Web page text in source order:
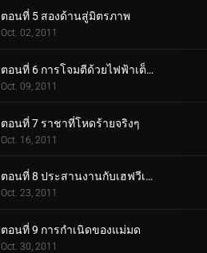
ตอนที่ 5 สองด้านสู่มิตรภาพ
Oct. 02, 2011
ตอนที่ 6 การโจมตีด้วยไฟฟ้าเต็มรูปแบบ
Oct. 09, 2011
ตอนที่ 7 ราชาที่โหดร้ายจริงๆ
Oct. 16, 2011
ตอนที่ 8 ประสานงานกับเฮฟวีเมทัล
Oct. 23, 2011
ตอนที่ 9 การกำเนิดของแม่มด
Oct. 30, 2011